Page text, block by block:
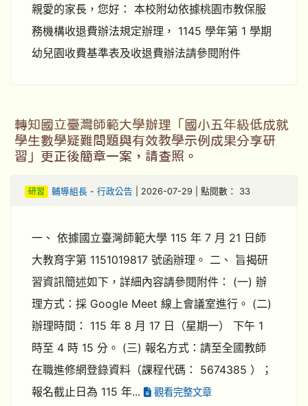
親愛的家長，您好： 本校附幼依據桃園市教保服
務機構收退費辦法規定辦理， 1145 學年第 1 學期
幼兒園收費基準表及收退費辦法請參閱附件
轉知國立臺灣師範大學辦理「國小五年級低成就
學生數學疑難問題與有效教學示例成果分享研
習」更正後簡章一案，請查照。
研習 輔導組長- 行政公告 | 2026-07-29 | 點閱數： 33
一、 依據國立臺灣師範大學 115 年 7 月 21 日師
大教育字第 1151019817 號函辦理。 二、 旨揭研
習資訊簡述如下，詳細內容請參閱附件： (一) 辦
理方式：採 Google Meet 線上會議室進行。 (二)
辦理時間： 115 年 8 月 17 日（星期一） 下午 1
時至 4 時 15 分。 (三) 報名方式：請至全國教師
在職進修網登錄資料（課程代碼： 5674385 ）；
報名截止日為 115 年...
觀看完整文章